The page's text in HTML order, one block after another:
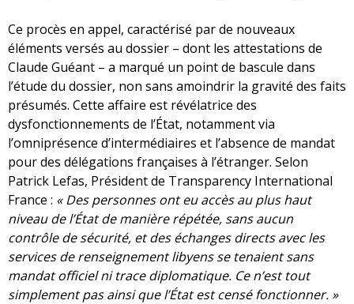
Ce procès en appel, caractérisé par de nouveaux
éléments versés au dossier – dont les attestations de
Claude Guéant – a marqué un point de bascule dans
l’étude du dossier, non sans amoindrir la gravité des faits
présumés. Cette affaire est révélatrice des
dysfonctionnements de l’État, notamment via
l’omniprésence d’intermédiaires et l’absence de mandat
pour des délégations françaises à l’étranger. Selon
Patrick Lefas, Président de Transparency International
France : « Des personnes ont eu accès au plus haut
niveau de l’État de manière répétée, sans aucun
contrôle de sécurité, et des échanges directs avec les
services de renseignement libyens se tenaient sans
mandat officiel ni trace diplomatique. Ce n’est tout
simplement pas ainsi que l’État est censé fonctionner. »